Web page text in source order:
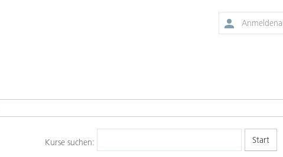
Kurse suchen: